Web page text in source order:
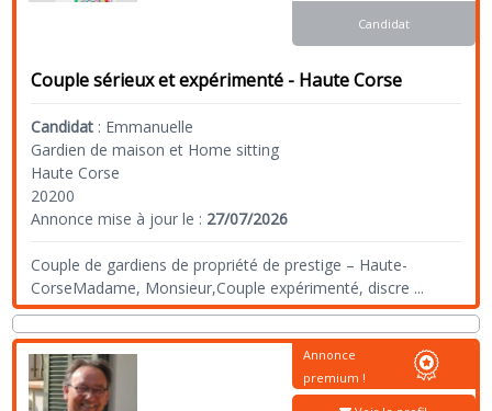
Couple sérieux et expérimenté - Haute Corse
Candidat : Emmanuelle
Gardien de maison et Home sitting
Haute Corse
20200
Annonce mise à jour le : 27/07/2026
Couple de gardiens de propriété de prestige – Haute-
CorseMadame, Monsieur,Couple expérimenté, discre ...
Candidat
Annonce
premium !